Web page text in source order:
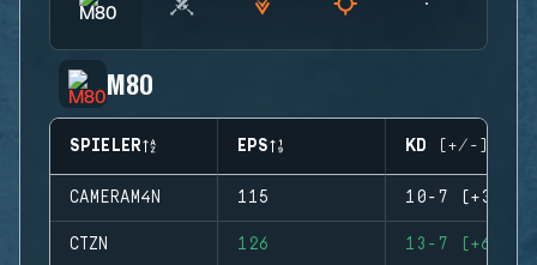
M80
SPIELER EPS KD (+/-)
CAMERAM4N 115 10-7 (+3)
CTZN 126 13-7 (+6)